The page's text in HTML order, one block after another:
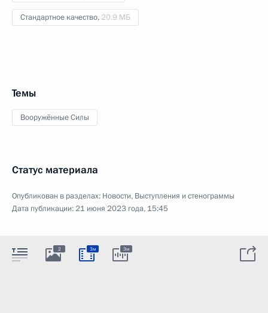
Стандартное качество, 20.9 МБ
Темы
Вооружённые Силы
Статус материала
Опубликован в разделах: Новости, Выступления и стенограммы
Дата публикации:21 июня 2023 года, 15:45
2 3м 3м